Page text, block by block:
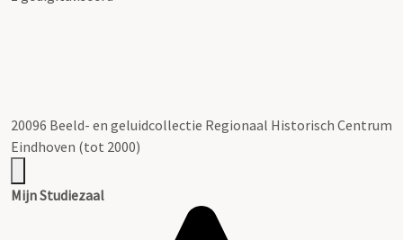
20096 Beeld- en geluidcollectie Regionaal Historisch Centrum
Eindhoven (tot 2000)
Mijn Studiezaal